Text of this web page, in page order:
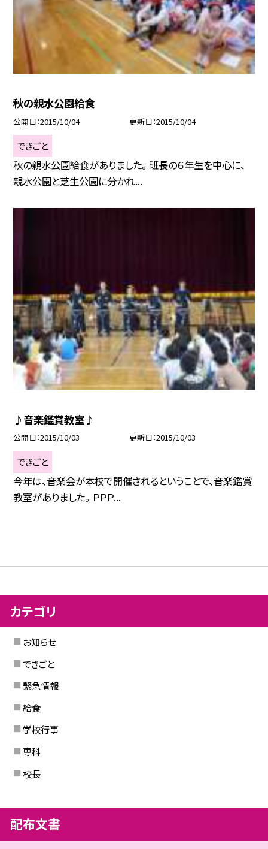
秋の親水公園給食
公開日 2015/10/04 更新日 2015/10/04
できごと
秋の親水公園給食がありました。 班長の６年生を中心に、
親水公園と芝生公園に分かれ...
♪音楽鑑賞教室♪
公開日 2015/10/03 更新日 2015/10/03
できごと
今年は、音楽会が本校で開催されるということで、音楽鑑賞
教室がありました。 ＰＰＰ...
カテゴリ
お知らせ
できごと
緊急情報
給食
学校行事
専科
校長
配布文書